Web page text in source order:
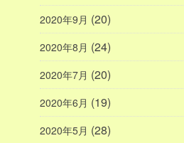
2020年9月 (20)
2020年8月 (24)
2020年7月 (20)
2020年6月 (19)
2020年5月 (28)